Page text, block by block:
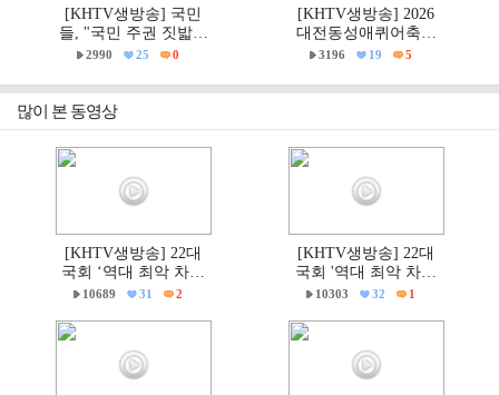
[KHTV생방송] 국민
들, "국민 주권 짓밟힌
6·3지방선거, 재선거하
하라!"
2990 25 0
[KHTV생방송] 2026
대전동성애퀴어축제
& 2026 거룩한방파제
대회' 현장
3196 19 5
많이 본 동영상
[KHTV생방송] 22대
국회 ‘역대 최악 차별
금지법’ 반대 거룩한방
10689 31 2
[KHTV생방송] 22대
국회 '역대 최악 차별
금지법' 반대 거룩한방
10303 32 1